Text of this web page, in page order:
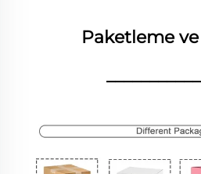
Paketleme ve